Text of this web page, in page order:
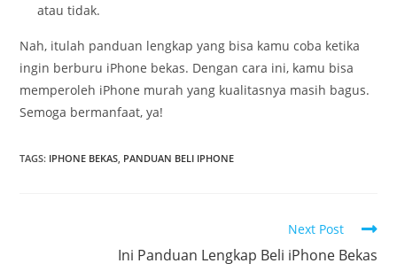
atau tidak.
Nah, itulah panduan lengkap yang bisa kamu coba ketika
ingin berburu iPhone bekas. Dengan cara ini, kamu bisa
memperoleh iPhone murah yang kualitasnya masih bagus.
Semoga bermanfaat, ya!
TAGS: IPHONE BEKAS PANDUAN BELI IPHONE
Next Post
Ini Panduan Lengkap Beli iPhone Bekas